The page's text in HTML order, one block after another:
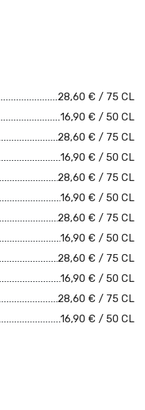
28,60 € / 75 CL
16,90 € / 50 CL
28,60 € / 75 CL
16,90 € / 50 CL
28,60 € / 75 CL
16,90 € / 50 CL
28,60 € / 75 CL
16,90 € / 50 CL
28,60 € / 75 CL
16,90 € / 50 CL
28,60 € / 75 CL
16,90 € / 50 CL